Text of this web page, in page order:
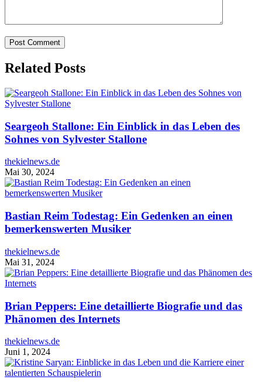
Related Posts
Seargeoh Stallone: Ein Einblick in das Leben des
Sohnes von Sylvester Stallone
thekielnews.de
Mai 30, 2024
Bastian Reim Todestag: Ein Gedenken an einen
bemerkenswerten Musiker
thekielnews.de
Mai 31, 2024
Brian Peppers: Eine detaillierte Biografie und das
Phänomen des Internets
thekielnews.de
Juni 1, 2024